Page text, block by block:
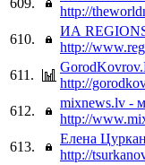
http://
610.
ИА
http://
611.
http://
612.
mixnews.lv -
http://
613.
Елена
http://